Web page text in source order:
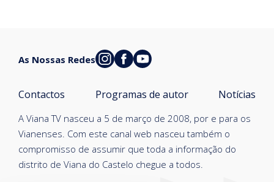
A Viana TV nasceu a 5 de março de 2008, por e para os
Vianenses. Com este canal web nasceu também o
compromisso de assumir que toda a informação do
distrito de Viana do Castelo chegue a todos.
Contactos Programas de autor Notícias
As Nossas Redes